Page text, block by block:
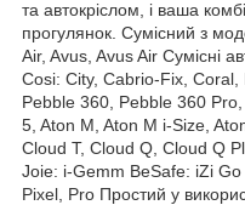
та автокріслом, і ваша
прогулянок. Сумісний з
Air, Avus, Avus Air Сумісні
Cosi: City, Cabrio-Fix, Coral,
Pebble 360, Pebble 360
5, Aton M, Aton M i-Size,
Cloud T, Cloud Q, Cloud Q
Joie: i-Gemm BeSafe: iZi
Pixel, Pro Простий у